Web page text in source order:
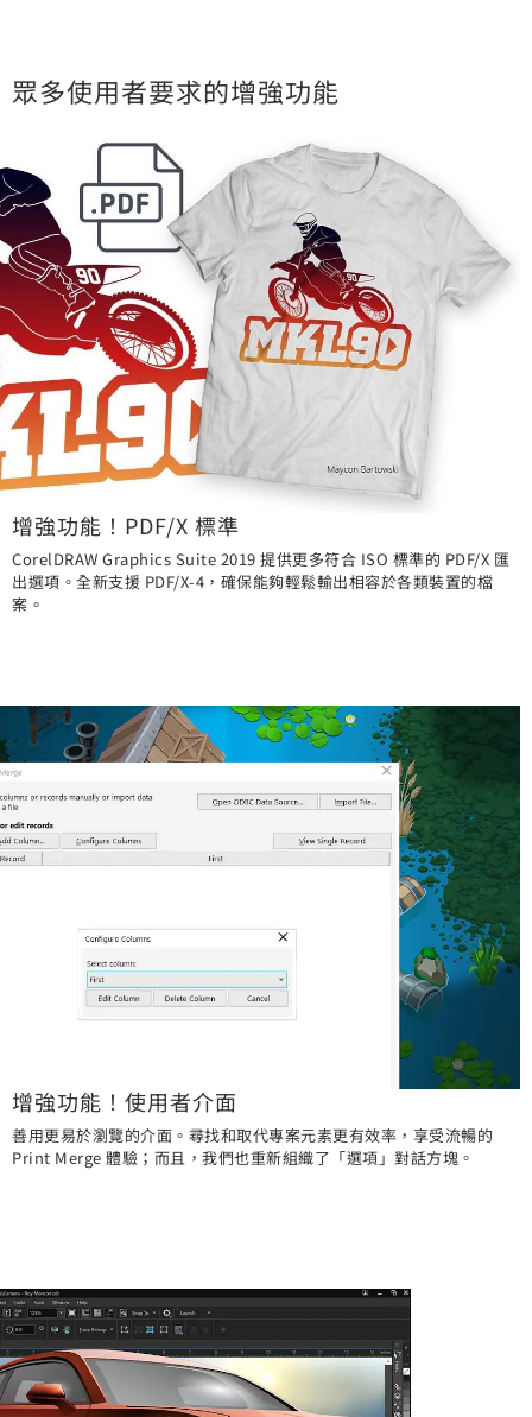
眾多使用者要求的增強功能
增強功能！PDF/X 標準
CorelDRAW Graphics Suite 2019 提供更多符合 ISO 標準的 PDF/X 匯
出選項。全新支援 PDF/X-4，確保能夠輕鬆輸出相容於各類裝置的檔
案。
增強功能！使用者介面
善用更易於瀏覽的介面。尋找和取代專案元素更有效率，享受流暢的
Print Merge 體驗；而且，我們也重新組織了「選項」對話方塊。